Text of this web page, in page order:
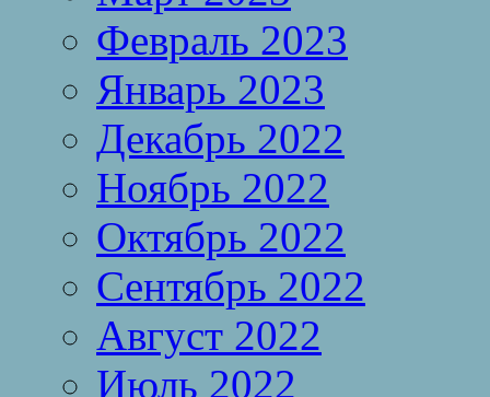
Февраль 2023
Январь 2023
Декабрь 2022
Ноябрь 2022
Октябрь 2022
Сентябрь 2022
Август 2022
Июль 2022